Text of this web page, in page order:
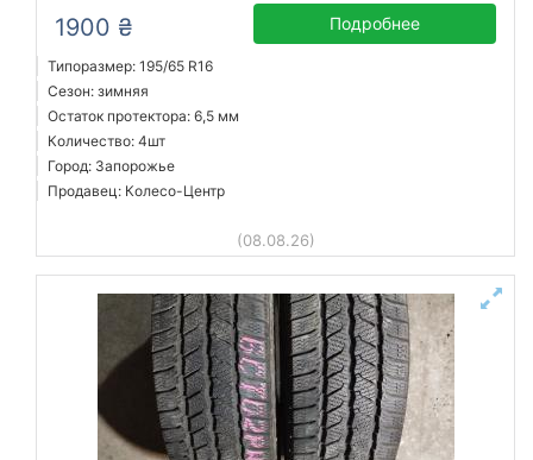
1900 ₴ Подробнее
Типоразмер: 195/65 R16
Сезон: зимняя
Остаток протектора: 6,5 мм
Количество: 4шт
Город: Запорожье
Продавец: Колесо-Центр
(08.08.26)